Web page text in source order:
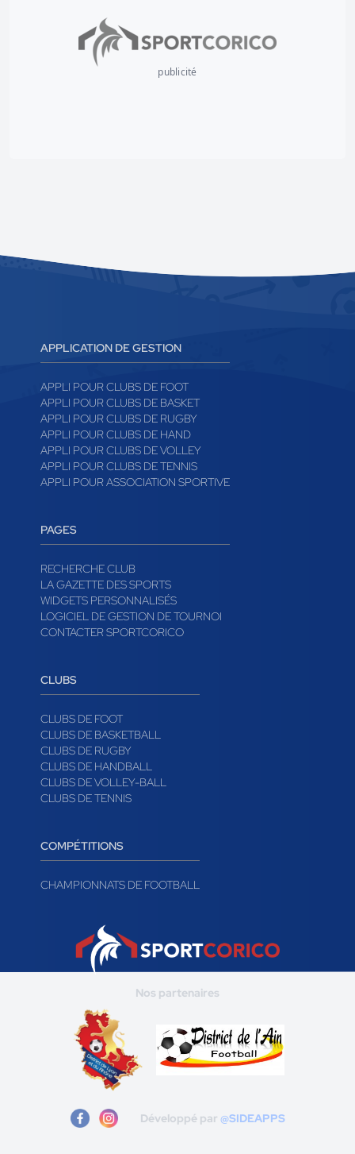
publicité
APPLICATION DE GESTION
APPLI POUR CLUBS DE FOOT
APPLI POUR CLUBS DE BASKET
APPLI POUR CLUBS DE RUGBY
APPLI POUR CLUBS DE HAND
APPLI POUR CLUBS DE VOLLEY
APPLI POUR CLUBS DE TENNIS
APPLI POUR ASSOCIATION SPORTIVE
PAGES
RECHERCHE CLUB
LA GAZETTE DES SPORTS
WIDGETS PERSONNALISÉS
LOGICIEL DE GESTION DE TOURNOI
CONTACTER SPORTCORICO
CLUBS
CLUBS DE FOOT
CLUBS DE BASKETBALL
CLUBS DE RUGBY
CLUBS DE HANDBALL
CLUBS DE VOLLEY-BALL
CLUBS DE TENNIS
COMPÉTITIONS
CHAMPIONNATS DE FOOTBALL
Nos partenaires
Développé par @SIDEAPPS